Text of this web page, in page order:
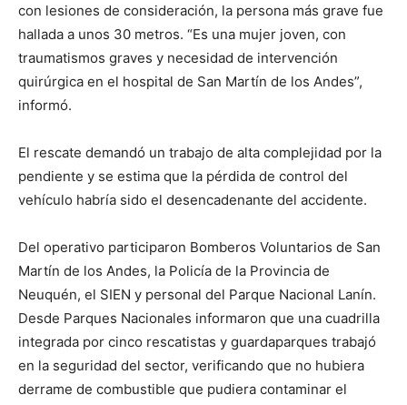
con lesiones de consideración, la persona más grave fue
hallada a unos 30 metros. “Es una mujer joven, con
traumatismos graves y necesidad de intervención
quirúrgica en el hospital de San Martín de los Andes”,
informó.
El rescate demandó un trabajo de alta complejidad por la
pendiente y se estima que la pérdida de control del
vehículo habría sido el desencadenante del accidente.
Del operativo participaron Bomberos Voluntarios de San
Martín de los Andes, la Policía de la Provincia de
Neuquén, el SIEN y personal del Parque Nacional Lanín.
Desde Parques Nacionales informaron que una cuadrilla
integrada por cinco rescatistas y guardaparques trabajó
en la seguridad del sector, verificando que no hubiera
derrame de combustible que pudiera contaminar el